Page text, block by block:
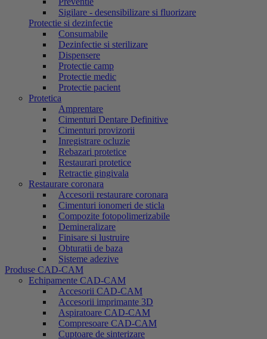
Sigilare - desensibilizare si fluorizare
Protectie si dezinfectie
Consumabile
Dezinfectie si sterilizare
Dispensere
Protectie camp
Protectie medic
Protectie pacient
Protetica
Amprentare
Cimenturi Dentare Definitive
Cimenturi provizorii
Inregistrare ocluzie
Rebazari protetice
Restaurari protetice
Retractie gingivala
Restaurare coronara
Accesorii restaurare coronara
Cimenturi ionomeri de sticla
Compozite fotopolimerizabile
Demineralizare
Finisare si lustruire
Obturatii de baza
Sisteme adezive
Produse CAD-CAM
Echipamente CAD-CAM
Accesorii CAD-CAM
Accesorii imprimante 3D
Aspiratoare CAD-CAM
Compresoare CAD-CAM
Cuptoare de sinterizare